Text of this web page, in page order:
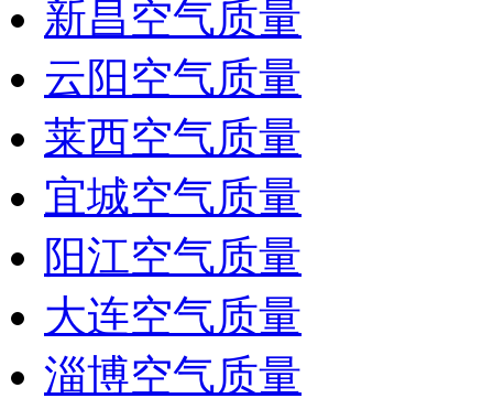
新昌空气质量
云阳空气质量
莱西空气质量
宜城空气质量
阳江空气质量
大连空气质量
淄博空气质量